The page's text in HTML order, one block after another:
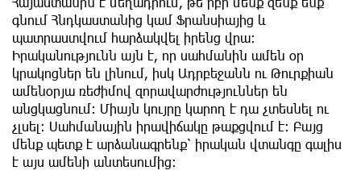
գնում Հնդկաստանից կամ Ֆրանսիայից և
պատրաստվում հարձակվել իրենց վրա։
Իրականությունն այն է, որ սահմանին ամեն օր
կրակոցներ են լինում, իսկ Ադրբեջանն ու Թուրքիան
ամենօրյա ռեժիմով զորավարժություններ են
անցկացնում։ Միայն կույրը կարող է դա չտեսնել ու
չլսել։ Սահմանային իրավիճակը թաքցվում է։ Բայց
մենք պետք է արձանագրենք՝ իրական վտանգը գալիս
է այս ամենի անտեսումից։